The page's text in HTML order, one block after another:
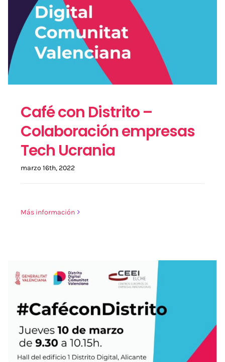
Café con Distrito –
Colaboración empresas
Tech Ucrania
marzo 16th, 2022
Más información